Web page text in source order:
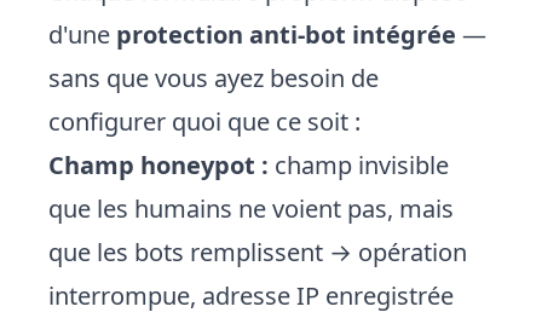
d'une protection anti-bot intégrée —
sans que vous ayez besoin de
configurer quoi que ce soit :
Champ honeypot : champ invisible
que les humains ne voient pas, mais
que les bots remplissent → opération
interrompue, adresse IP enregistrée